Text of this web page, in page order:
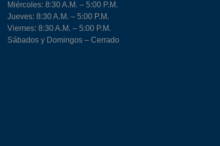
Miércoles: 8:30 A.M. – 5:00 P.M.
Jueves: 8:30 A.M. – 5:00 P.M.
Viernes: 8:30 A.M. – 5:00 P.M.
Sábados y Domingos – Cerrado